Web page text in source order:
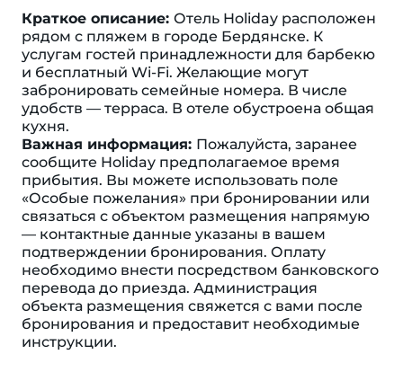
Краткое описание: Отель Holiday расположен
рядом с пляжем в городе Бердянске. К
услугам гостей принадлежности для барбекю
и бесплатный Wi-Fi. Желающие могут
забронировать семейные номера. В числе
удобств — терраса. В отеле обустроена общая
кухня.
Важная информация: Пожалуйста, заранее
сообщите Holiday предполагаемое время
прибытия. Вы можете использовать поле
«Особые пожелания» при бронировании или
связаться с объектом размещения напрямую
— контактные данные указаны в вашем
подтверждении бронирования. Оплату
необходимо внести посредством банковского
перевода до приезда. Администрация
объекта размещения свяжется с вами после
бронирования и предоставит необходимые
инструкции.